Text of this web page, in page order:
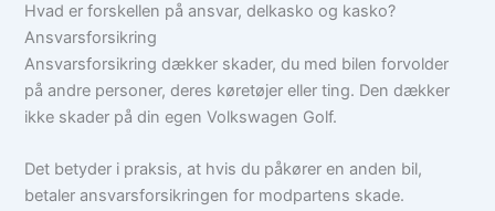
Hvad er forskellen på ansvar, delkasko og kasko?
Ansvarsforsikring
Ansvarsforsikring dækker skader, du med bilen forvolder
på andre personer, deres køretøjer eller ting. Den dækker
ikke skader på din egen Volkswagen Golf.
Det betyder i praksis, at hvis du påkører en anden bil,
betaler ansvarsforsikringen for modpartens skade.